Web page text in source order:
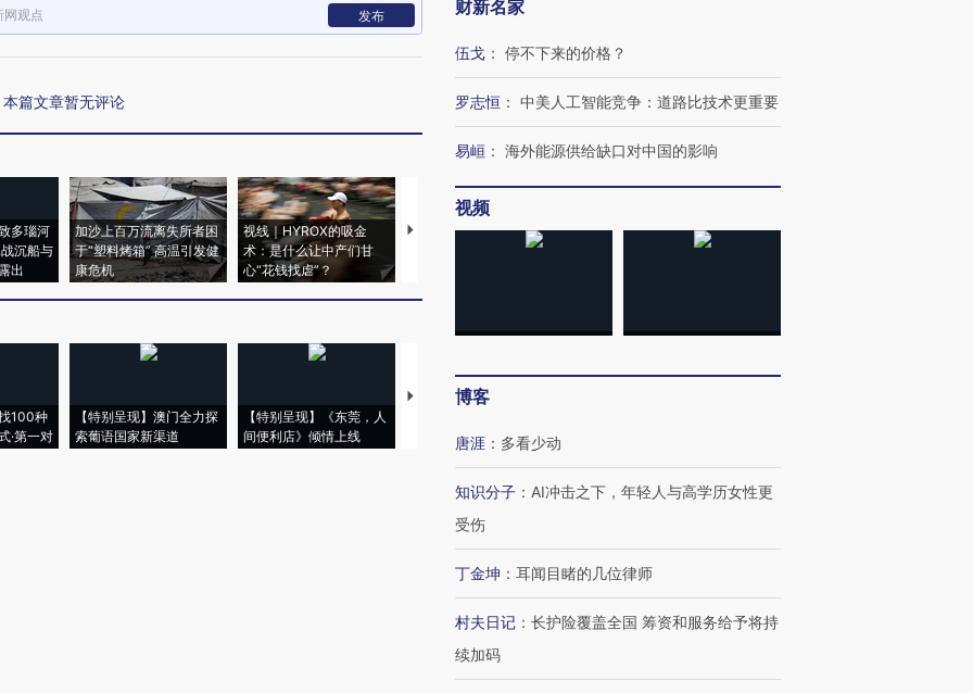
网观点 发布
本篇文章暂无评论
多瑙河
沉船与
出
加沙上百万流离失所者困
于“塑料烤箱” 高温引发健
康危机
视线｜HYROX的吸金
术：是什么让中产们甘
心“花钱找虐”？
马航飞行员跨国走私7万
粒摇头丸 尿检体内含3种
视线｜被称为“蟑螂”的印
度Z世代 用街头抗争将教
视线｜“入侵”还是“人道危
100种
·第一对
【特别呈现】澳门全力探
索葡语国家新渠道
【特别呈现】《东莞，人
间便利店》倾情上线
【推广】走进第四届链博
财新名家
伍戈 ： 停不下来的价格？
罗志恒 ： 中美人工智能竞争：道路比技术更重要
易峘 ： 海外能源供给缺口对中国的影响
视频
博客
唐涯 ： 多看少动
知识分子 ： AI冲击之下，年轻人与高学历女性更
受伤
丁金坤 ： 耳闻目睹的几位律师
村夫日记 ： 长护险覆盖全国 筹资和服务给予将持
续加码